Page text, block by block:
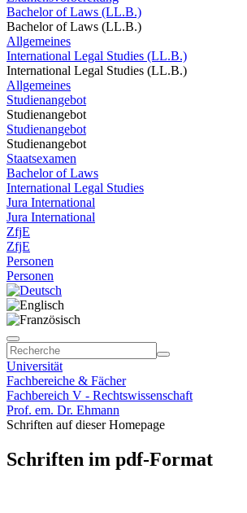
Bachelor of Laws (LL.B.)
Bachelor of Laws (LL.B.)
Allgemeines
International Legal Studies (LL.B.)
International Legal Studies (LL.B.)
Allgemeines
Studienangebot
Studienangebot
Studienangebot
Studienangebot
Staatsexamen
Bachelor of Laws
International Legal Studies
Jura International
Jura International
ZfjE
ZfjE
Personen
Personen
Universität
Fachbereiche & Fächer
Fachbereich V - Rechtswissenschaft
Prof. em. Dr. Ehmann
Schriften auf dieser Homepage
Schriften im pdf-Format